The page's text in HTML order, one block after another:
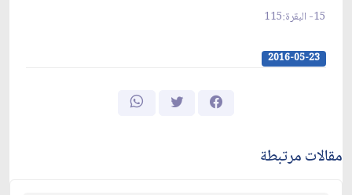
15- البقرة:115
2016-05-23
مقالات مرتبطة